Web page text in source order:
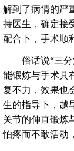
解到了病情的严
持医生，确定接
配合下，手术顺
俗话说“三分
能锻炼与手术具
复不力，效果也
生的指导下，越
关节的伸直锻炼
怕疼而不敢活动